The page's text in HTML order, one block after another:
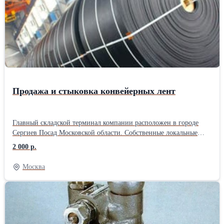
22,2 кг; - рабочий диапазон пропускной способности до 200 м3/
сут.
Продажа и стыковка конвейерных лент
Главный складской терминал компании расположен в городе
Сергиев Посад Московской области. Собственные локальные
производства расположены в городе Санкт-Петербурге, Ростове
на Дону, Ярославле. ООО «Велес Групп» специализируется на
производстве РТИ и ПВХ изделий для различных отраслей
промышленности, строительства и сельского хозяйства.
Компания является дистрибутором как отечественных заводов
“Курскрезинотехника”, “Ярославль-Резинотехника” (ЯРТ),
“Красный Треугольник”, так и зарубежных фирм Sava
(Словения), Dunlop (Нидерланды), NILOS, Optibelt (Германия),
2 000 р.
Москва